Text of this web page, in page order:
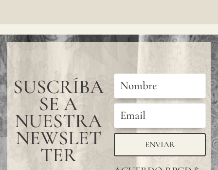
SUSCRÍBA
SE A
NUESTRA
NEWSLET
TER ENVIAR